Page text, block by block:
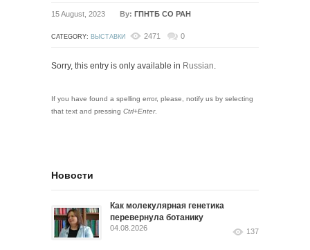
15 August, 2023 By: ГПНТБ СО РАН
CATEGORY: ВЫСТАВКИ 2471 0
Sorry, this entry is only available in Russian.
If you have found a spelling error, please, notify us by selecting
that text and pressing Ctrl+Enter.
Новости
Как молекулярная генетика
перевернула ботанику
04.08.2026 137